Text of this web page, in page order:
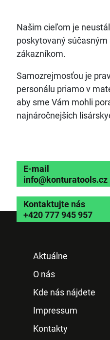
Našim cieľom je
poskytovaný súčasným
zákazníkom.
Samozrejmosťou je
personálu priamo v
aby sme Vám mohli
najnáročnejších
E-mail
info@konturatools.cz
Kontaktujte nás
+420 777 945 957
Aktuálne
O nás
Kde nás nájdete
Impressum
Kontakty